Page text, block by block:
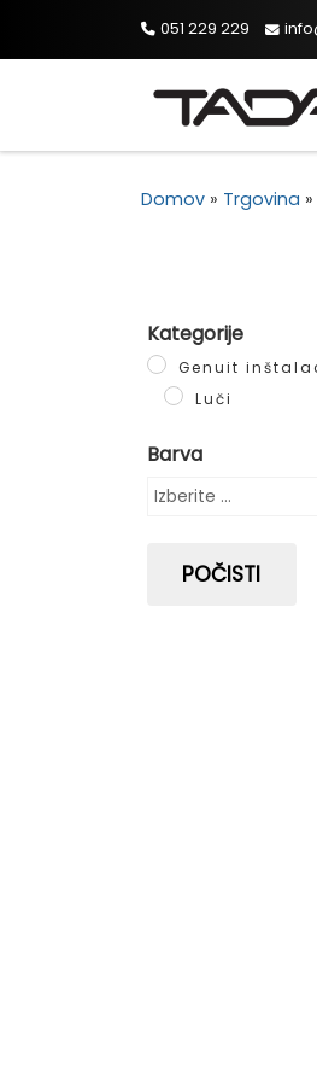
Skip to content051 229 229
Domov » Trgovina »
Kategorije
Genuit
Luči
Barva
Izberite ...
POČISTI